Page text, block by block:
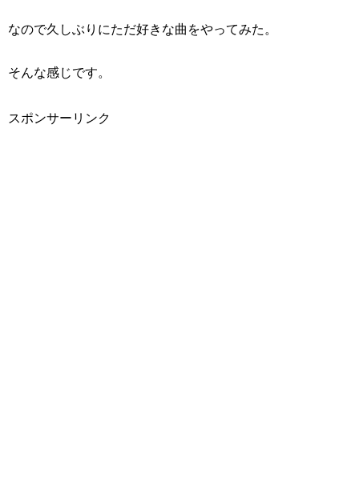
なので久しぶりにただ好きな曲をやってみた。
そんな感じです。
スポンサーリンク